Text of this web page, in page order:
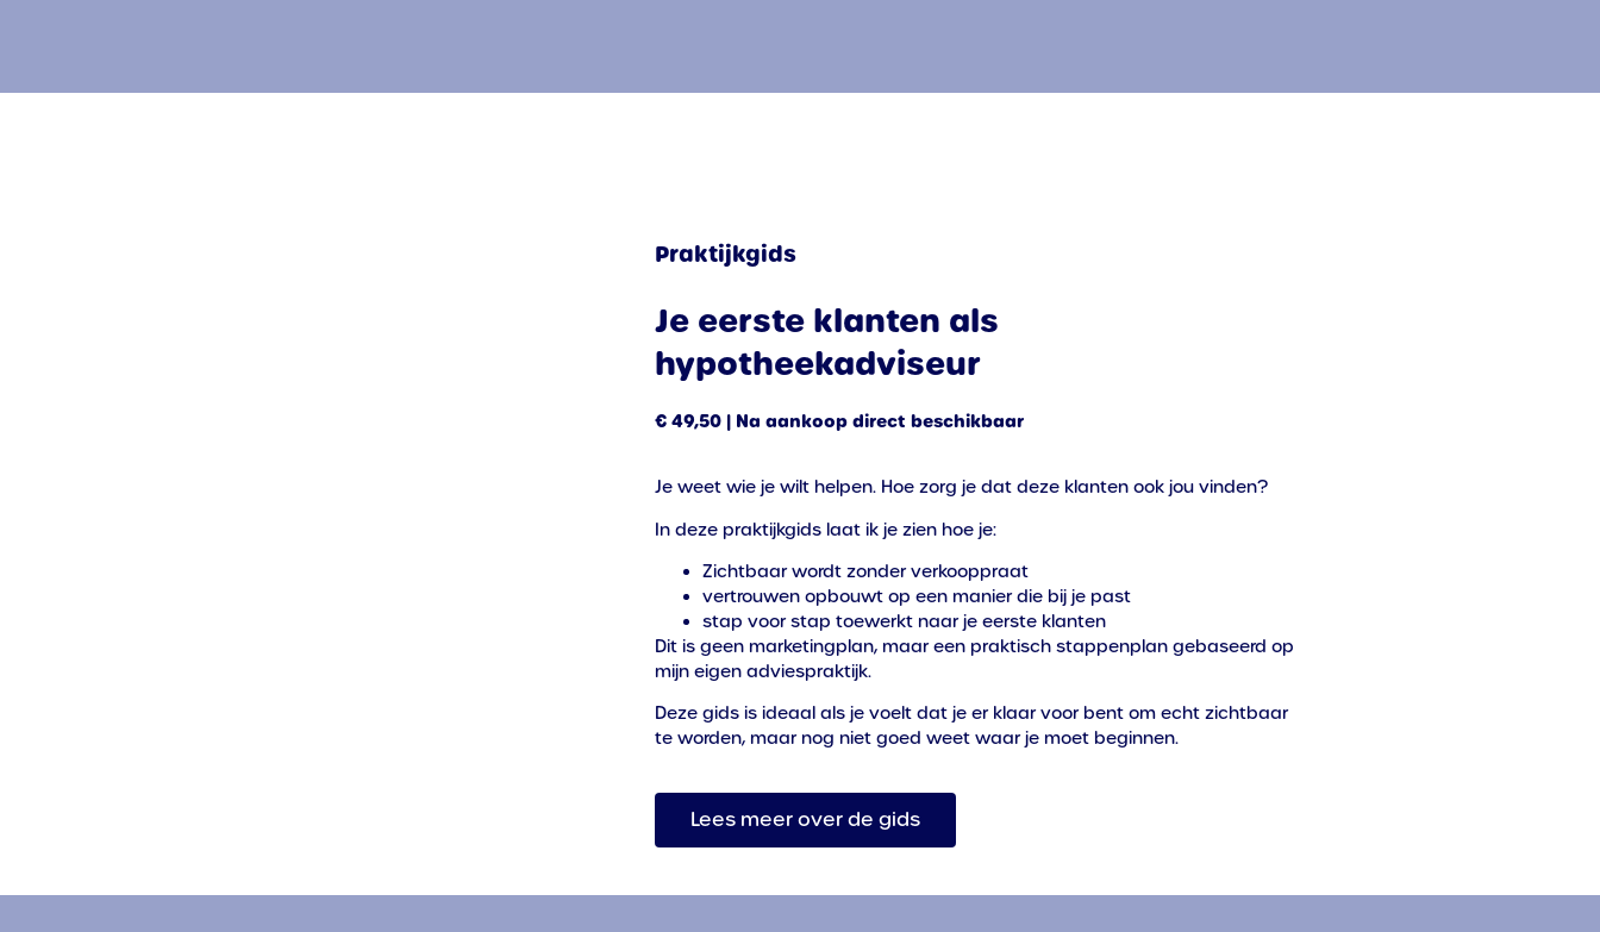
Praktijkgids
Je eerste klanten als
hypotheekadviseur
€ 49,50 | Na aankoop direct beschikbaar
Je weet wie je wilt helpen. Hoe zorg je dat deze klanten ook jou vinden?
In deze praktijkgids laat ik je zien hoe je:
Zichtbaar wordt zonder verkooppraat
vertrouwen opbouwt op een manier die bij je past
stap voor stap toewerkt naar je eerste klanten
Dit is geen marketingplan, maar een praktisch stappenplan gebaseerd op
mijn eigen adviespraktijk.
Deze gids is ideaal als je voelt dat je er klaar voor bent om echt zichtbaar
te worden, maar nog niet goed weet waar je moet beginnen.
Lees meer over de gids